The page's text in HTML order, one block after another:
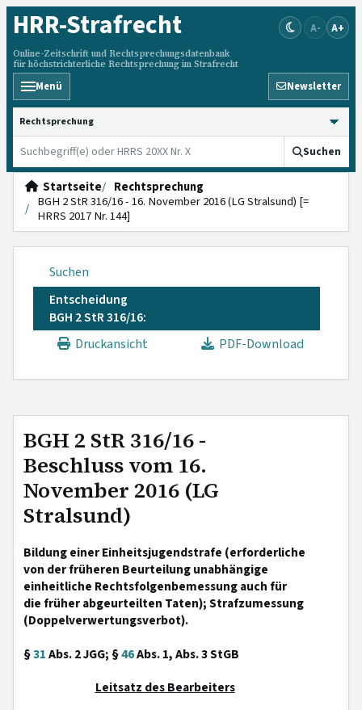
HRR-Strafrecht
Online-Zeitschrift und Rechtsprechungsdatenbank
für höchstrichterliche Rechtsprechung im Strafrecht
A- A+
Menü Newsletter
HRRS durchsuchen
Suchen
Startseite
Rechtsprechung
BGH 2 StR 316/16 - 16. November 2016 (LG Stralsund) [=
HRRS 2017 Nr. 144]
Suchen
Entscheidung
BGH 2 StR 316/16:
Druckansicht
PDF-Download
BGH 2 StR 316/16 -
Beschluss vom 16.
November 2016 (LG
Stralsund)
Bildung einer Einheitsjugendstrafe (erforderliche
von der früheren Beurteilung unabhängige
einheitliche Rechtsfolgenbemessung auch für
die früher abgeurteilten Taten); Strafzumessung
(Doppelverwertungsverbot).
§31Abs. 2 JGG; §46Abs. 1, Abs. 3 StGB
Leitsatz des Bearbeiters